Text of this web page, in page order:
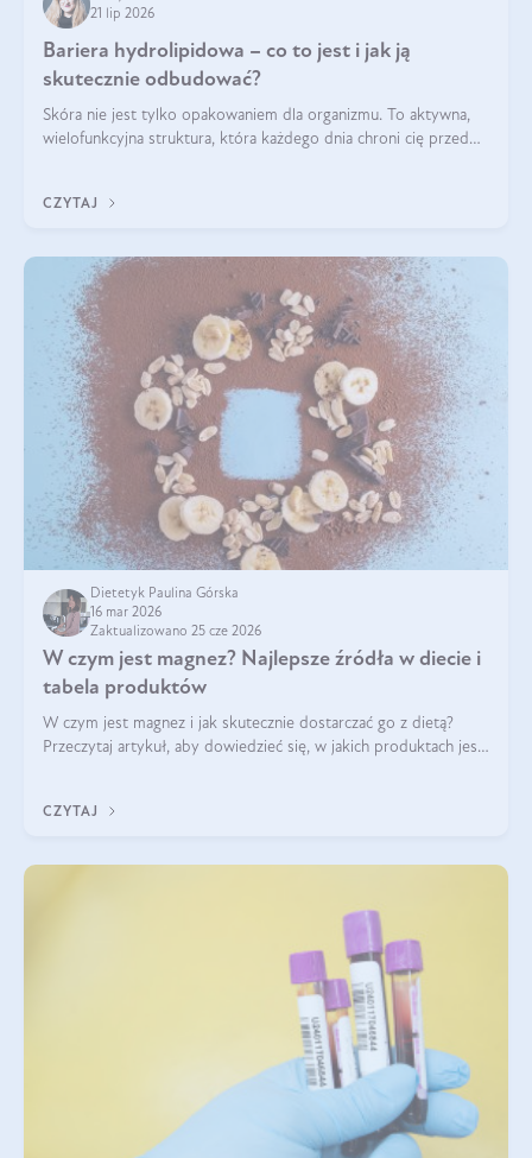
21 lip 2026
Bariera hydrolipidowa – co to jest i jak ją
skutecznie odbudować?
Skóra nie jest tylko opakowaniem dla organizmu. To aktywna,
wielofunkcyjna struktura, która każdego dnia chroni cię przed
bariera hydrolipidowa.
CZYTAJ
Dietetyk Paulina Górska
16 mar 2026
Zaktualizowano 25 cze 2026
W czym jest magnez? Najlepsze źródła w diecie i
tabela produktów
W czym jest magnez i jak skutecznie dostarczać go z dietą?
Przeczytaj artykuł, aby dowiedzieć się, w jakich produktach jest
CZYTAJ